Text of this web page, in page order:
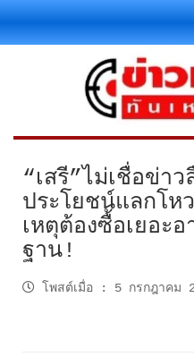
“เสรี”ไม่เชื่อข่า
ประโยชน์แลกโห
เหตุต้องซื้อเยอะ
ฐาน!
โพสต์เมื่อ : 5 กรกฎาคม